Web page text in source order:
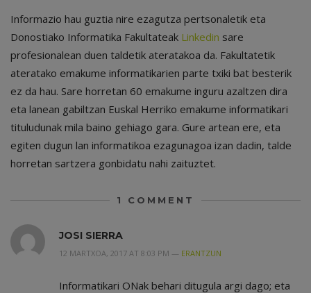
Informazio hau guztia nire ezagutza pertsonaletik eta
Donostiako Informatika Fakultateak Linkedin sare
profesionalean duen taldetik ateratakoa da. Fakultatetik
ateratako emakume informatikarien parte txiki bat besterik
ez da hau. Sare horretan 60 emakume inguru azaltzen dira
eta lanean gabiltzan Euskal Herriko emakume informatikari
tituludunak mila baino gehiago gara. Gure artean ere, eta
egiten dugun lan informatikoa ezagunagoa izan dadin, talde
horretan sartzera gonbidatu nahi zaituztet.
1 COMMENT
JOSI SIERRA
12 MARTXOA, 2017 AT 8:03 PM — ERANTZUN
Informatikari ONak behari ditugula argi dago; eta